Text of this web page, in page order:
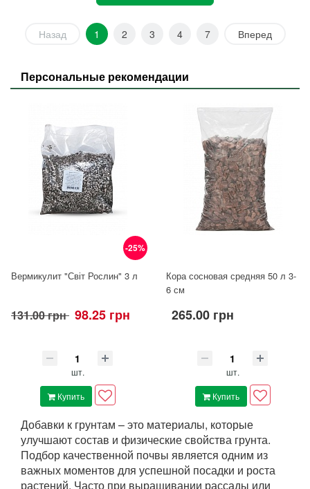
Назад 1 2 3 4 7 Вперед
Персональные рекомендации
-25%
Вермикулит "Світ Рослин" 3 л
131.00 грн 98.25 грн
шт.
Купить
Кора сосновая средняя 50 л 3-
6 см
265.00 грн
шт.
Купить
Добавки к грунтам – это материалы, которые
улучшают состав и физические свойства грунта.
Подбор качественной почвы является одним из
важных моментов для успешной посадки и роста
растений. Часто при выращивании рассады или